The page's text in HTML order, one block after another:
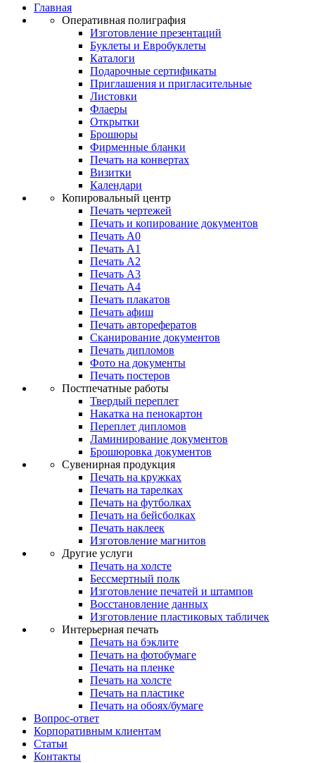
Главная
Оперативная полиграфия
Изготовление презентаций
Буклеты и Eвробуклеты
Каталоги
Подарочные сертификаты
Приглашения и пригласительные
Листовки
Флаеры
Открытки
Брошюры
Фирменные бланки
Печать на конвертах
Визитки
Календари
Копировальный центр
Печать чертежей
Печать и копирование документов
Печать А0
Печать А1
Печать А2
Печать А3
Печать А4
Печать плакатов
Печать афиш
Печать авторефератов
Сканирование документов
Печать дипломов
Фото на документы
Печать постеров
Постпечатные работы
Твердый переплет
Накатка на пенокартон
Переплет дипломов
Ламинирование документов
Брошюровка документов
Сувенирная продукция
Печать на кружках
Печать на тарелках
Печать на футболках
Печать на бейсболках
Печать наклеек
Изготовление магнитов
Другие услуги
Печать на холсте
Бессмертный полк
Изготовление печатей и штампов
Восстановление данных
Изготовление пластиковых табличек
Интерьерная печать
Печать на бэклите
Печать на фотобумаге
Печать на пленке
Печать на холсте
Печать на пластике
Печать на обоях/бумаге
Вопрос-ответ
Корпоративным клиентам
Статьи
Контакты